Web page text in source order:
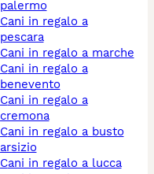
palermo
cani in regalo a
pescara
cani in regalo a marche
cani in regalo a
benevento
cani in regalo a
cremona
cani in regalo a busto
arsizio
cani in regalo a lucca